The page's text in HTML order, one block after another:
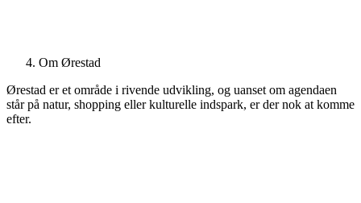
Om Ørestad
Ørestad er et område i rivende udvikling, og uanset om agendaen
står på natur, shopping eller kulturelle indspark, er der nok at komme
efter.